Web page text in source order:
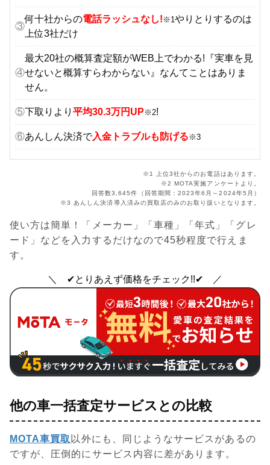
③
何十社からの電話ラッシュなし! ※1 やりとりするのは
上位3社だけ
④
最大20社の概算査定額がWEB上でわかる!『実車を見
せないと概算すらわからない』なんてことはありま
せん。
⑤下取りより 平均30.3万円UP ※2!
⑥あんしん決済で入金トラブルも防げる ※3
※1 上位3社からのお電話はあります。
※2 MOTA実施アンケートより。
回答数3,645件（回答期間：2023年6月～2024年5月）
※3 あんしん決済導入済みの買取店のみのお取り扱いとなります。
使い方は簡単！「メーカー」「車種」「年式」「グレ
ード」などを入力するだけなので45秒程度で行えま
す。
＼ ✔とりあえず価格をチェック!!✔ ／
他の車一括査定サービスとの比較
MOTA車買取 以外にも、同じようなサービスがあるの
ですが、圧倒的にサービス内容に差があります。